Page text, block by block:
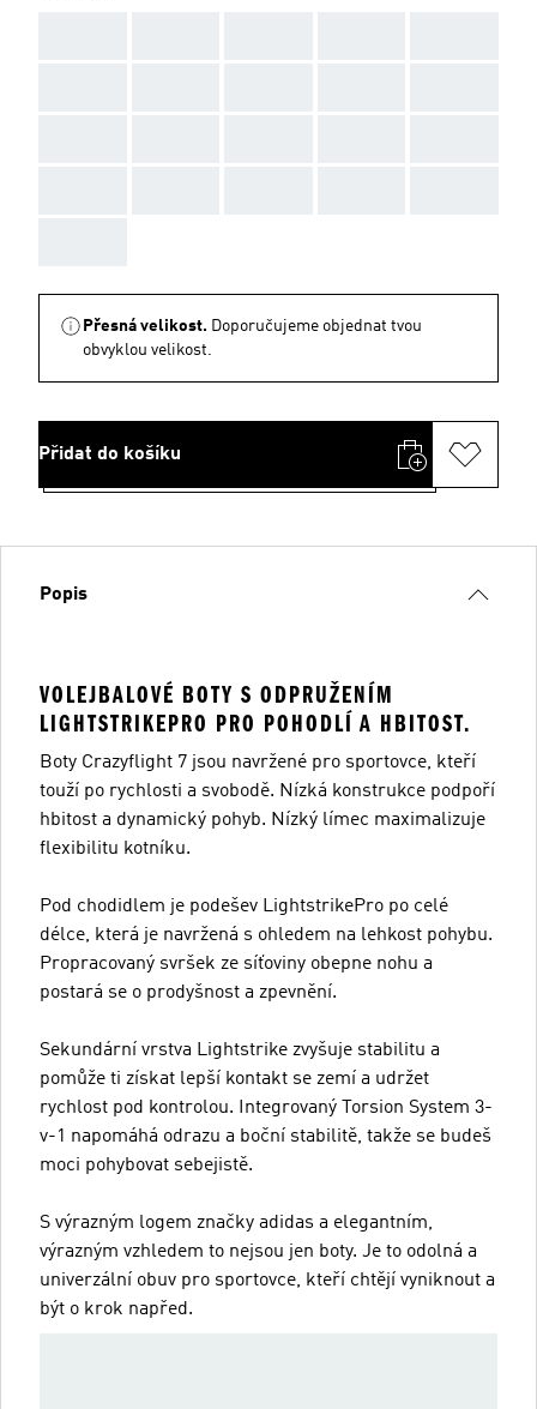
Přesná velikost. Doporučujeme objednat tvou
obvyklou velikost.
Přidat do košíku
Popis
VOLEJBALOVÉ BOTY S ODPRUŽENÍM
LIGHTSTRIKEPRO PRO POHODLÍ A HBITOST.
Boty Crazyflight 7 jsou navržené pro sportovce, kteří
touží po rychlosti a svobodě. Nízká konstrukce podpoří
hbitost a dynamický pohyb. Nízký límec maximalizuje
flexibilitu kotníku.
Pod chodidlem je podešev LightstrikePro po celé
délce, která je navržená s ohledem na lehkost pohybu.
Propracovaný svršek ze síťoviny obepne nohu a
postará se o prodyšnost a zpevnění.
Sekundární vrstva Lightstrike zvyšuje stabilitu a
pomůže ti získat lepší kontakt se zemí a udržet
rychlost pod kontrolou. Integrovaný Torsion System 3-
v-1 napomáhá odrazu a boční stabilitě, takže se budeš
moci pohybovat sebejistě.
S výrazným logem značky adidas a elegantním,
výrazným vzhledem to nejsou jen boty. Je to odolná a
univerzální obuv pro sportovce, kteří chtějí vyniknout a
být o krok napřed.